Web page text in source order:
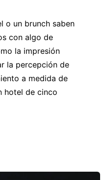
o un brunch saben
con algo de
la impresión
la percepción de
a medida de
hotel de cinco